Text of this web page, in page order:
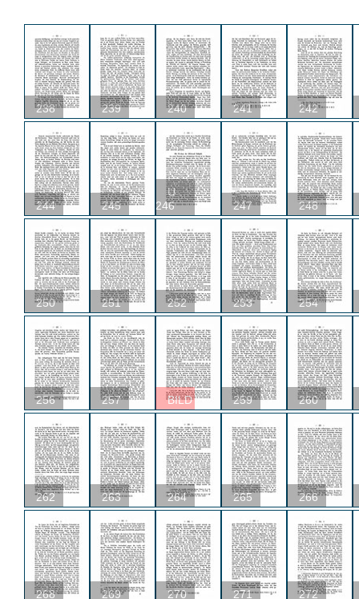
238 239 240 241 242
244 245
U
246
247 248
250 251 252 253 254
256 257 BILD 259 260
262 263 264 265 266
268 269 270 271 272